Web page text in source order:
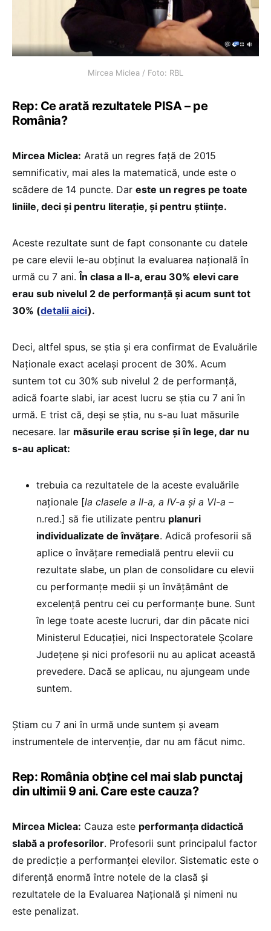
Mircea Miclea / Foto: RBL
Rep: Ce arată rezultatele PISA – pe
România?
Mircea Miclea: Arată un regres față de 2015
semnificativ, mai ales la matematică, unde este o
scădere de 14 puncte. Dar este un regres pe toate
liniile, deci și pentru literație, și pentru științe.
Aceste rezultate sunt de fapt consonante cu datele
pe care elevii le-au obținut la evaluarea națională în
urmă cu 7 ani.În clasa a II-a, erau 30% elevi care
erau sub nivelul 2 de performanță și acum sunt tot
30% (detalii aici).
Deci, altfel spus, se știa și era confirmat de Evaluările
Naționale exact același procent de 30%. Acum
suntem tot cu 30% sub nivelul 2 de performanță,
adică foarte slabi, iar acest lucru se știa cu 7 ani în
urmă. E trist că, deși se știa, nu s-au luat măsurile
necesare. Iar măsurile erau scrise și în lege, dar nu
s-au aplicat:
trebuia ca rezultatele de la aceste evaluările
naționale [la clasele a II-a, a IV-a și a VI-a –
n.red.] să fie utilizate pentru planuri
individualizate de învățare. Adică profesorii să
aplice o învățare remedială pentru elevii cu
rezultate slabe, un plan de consolidare cu elevii
cu performanțe medii și un învățământ de
excelență pentru cei cu performanțe bune. Sunt
în lege toate aceste lucruri, dar din păcate nici
Ministerul Educației, nici Inspectoratele Școlare
Județene și nici profesorii nu au aplicat această
prevedere. Dacă se aplicau, nu ajungeam unde
suntem.
Știam cu 7 ani în urmă unde suntem și aveam
instrumentele de intervenție, dar nu am făcut nimc.
Rep: România obține cel mai slab punctaj
din ultimii 9 ani. Care este cauza?
Mircea Miclea: Cauza este performanța didactică
slabă a profesorilor. Profesorii sunt principalul factor
de predicție a performanței elevilor. Sistematic este o
diferență enormă între notele de la clasă și
rezultatele de la Evaluarea Națională și nimeni nu
este penalizat.